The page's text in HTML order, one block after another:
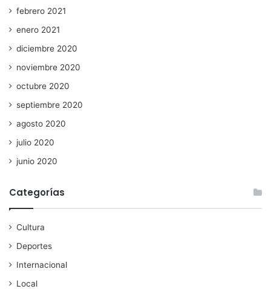
febrero 2021
enero 2021
diciembre 2020
noviembre 2020
octubre 2020
septiembre 2020
agosto 2020
julio 2020
junio 2020
Categorías
Cultura
Deportes
Internacional
Local